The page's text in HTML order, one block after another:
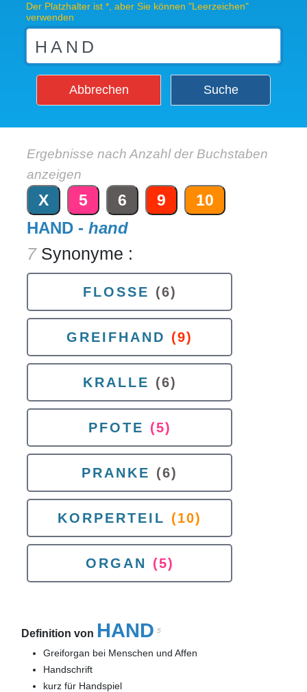
Der Platzhalter ist *, aber Sie können "Leerzeichen"
verwenden
Abbrechen Suche
Ergebnisse nach Anzahl der Buchstaben
anzeigen
X 5 6 9 10
HAND - hand
7Synonyme :
FLOSSE (6)
GREIFHAND (9)
KRALLE (6)
PFOTE (5)
PRANKE (6)
KORPERTEIL (10)
ORGAN (5)
Definition von HAND 5
Greiforgan bei Menschen und Affen
Handschrift
kurz für Handspiel